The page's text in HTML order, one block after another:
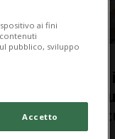
CANTONE
Stato e
ai fini
pubblico, sviluppo
Accetto